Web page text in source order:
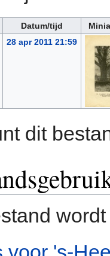
Datum/tijd
28 apr 2011 21:59
dit